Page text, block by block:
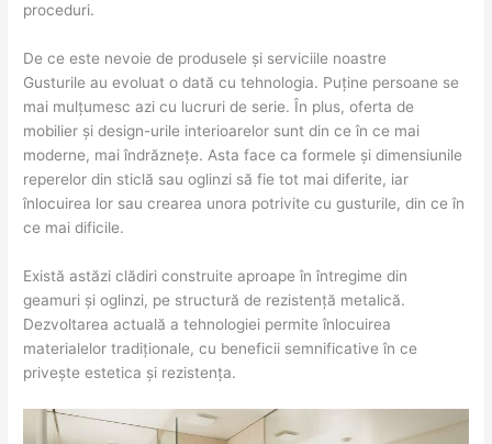
proceduri.
De ce este nevoie de produsele și serviciile noastre
Gusturile au evoluat o dată cu tehnologia. Puține persoane se
mai mulțumesc azi cu lucruri de serie. În plus, oferta de
mobilier și design-urile interioarelor sunt din ce în ce mai
moderne, mai îndrăznețe. Asta face ca formele și dimensiunile
reperelor din sticlă sau oglinzi să fie tot mai diferite, iar
înlocuirea lor sau crearea unora potrivite cu gusturile, din ce în
ce mai dificile.
Există astăzi clădiri construite aproape în întregime din
geamuri și oglinzi, pe structură de rezistență metalică.
Dezvoltarea actuală a tehnologiei permite înlocuirea
materialelor tradiționale, cu beneficii semnificative în ce
privește estetica și rezistența.